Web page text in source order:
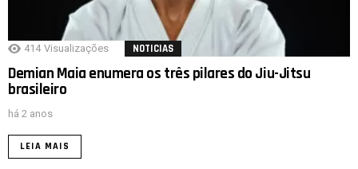
414 Visualizações NOTICIAS
Demian Maia enumera os três pilares do Jiu-Jitsu
brasileiro
há 2 anos
LEIA MAIS